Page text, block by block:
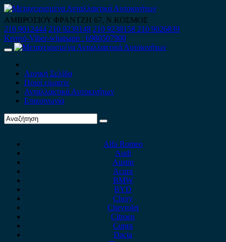
Skip
to
content
ΑΜΒΡΟΣΙΟΥ ΦΡΑΝΤΖΗ 67, Ν.ΚΟΣΜΟΣ
210 9012444 210 9239148 210 9238158 210 9026839
Κινητό-Viber-whatsapp : 6980507900
Primary
Αρχική Σελίδα
Ποιοί είμαστε
Ανταλλακτικά Αυτοκινήτων
Επικοινωνία
Alfa Romeo
Audi
Austin
Acura
BMW
BYD
Chery
Chevrolet
Citroen
Cupra
Dacia